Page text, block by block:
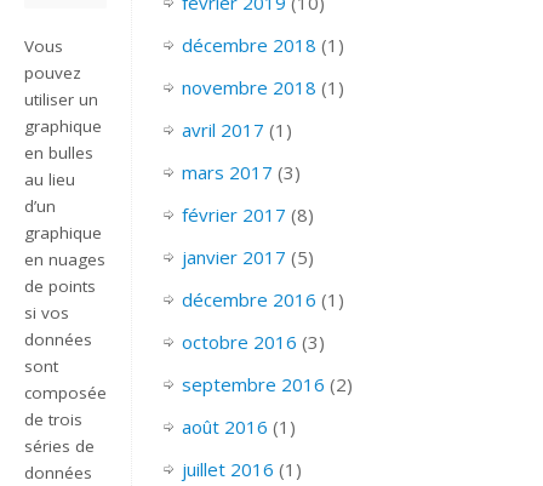
Vous
pouvez
utiliser un
graphique
en bulles
au lieu
d’un
graphique
en nuages
de points
si vos
données
sont
composées
de trois
séries de
données
décembre 2018 (1)
novembre 2018 (1)
avril 2017 (1)
mars 2017 (3)
février 2017 (8)
janvier 2017 (5)
décembre 2016 (1)
octobre 2016 (3)
septembre 2016 (2)
août 2016 (1)
juillet 2016 (1)